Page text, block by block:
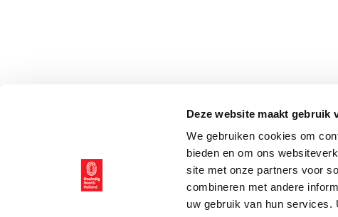
Deze website maakt gebruik
We gebruiken cookies om
bieden en om ons
site met onze partners voor
combineren met andere
uw gebruik van hun services.